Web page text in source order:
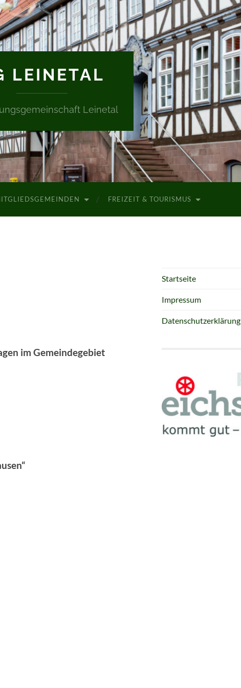
LEINETAL
Leinetal
FREIZEIT & TOURISMUS
im Gemeindegebiet
Startseite
Impressum
Datenschutzerklärung